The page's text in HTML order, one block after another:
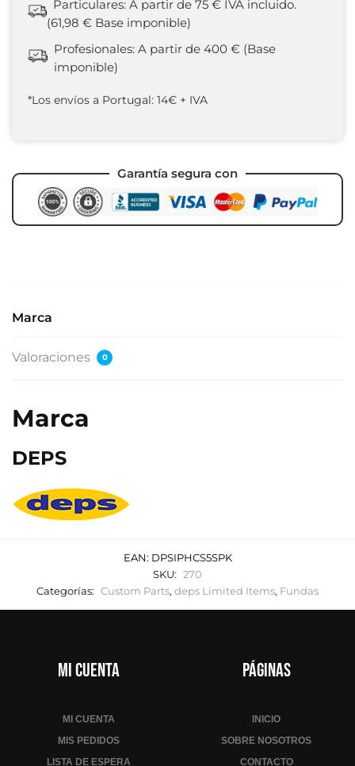
Particulares: A partir de 75 € IVA incluido.
(61,98 € Base imponible)
Profesionales: A partir de 400 € (Base
imponible)
*Los envíos a Portugal: 14€ + IVA
Garantía segura con
Marca
Valoraciones 0
Marca
DEPS
EAN: DPSIPHCS5SPK
SKU: 270
Categorías: Custom Parts, deps Limited Items, Fundas
Mi cuenta
MI CUENTA
MIS PEDIDOS
LISTA DE ESPERA
Páginas
INICIO
SOBRE NOSOTROS
CONTACTO